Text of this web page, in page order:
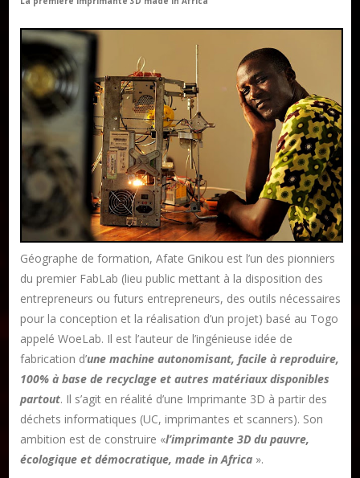
Publier un livre
Charte
Géographe de formation, Afate Gnikou est l’un des pionniers
du premier FabLab (lieu public mettant à la disposition des
entrepreneurs ou futurs entrepreneurs, des outils nécessaires
pour la conception et la réalisation d’un projet) basé au Togo
appelé WoeLab. Il est l’auteur de l’ingénieuse idée de
fabrication d’une machine autonomisant, facile à reproduire,
100% à base de recyclage et autres matériaux disponibles
partout. Il s’agit en réalité d’une Imprimante 3D à partir des
déchets informatiques (UC, imprimantes et scanners). Son
ambition est de construire «l’imprimante 3D du pauvre,
écologique et démocratique, made in Africa ».